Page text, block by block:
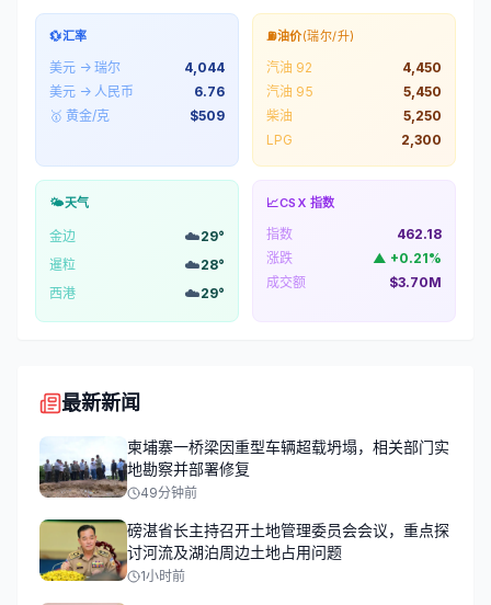
💱汇率
美元 → 瑞尔
4,044
美元 → 人民币
6.76
🥇 黄金/克
$509
⛽油价(瑞尔/升)
汽油 92
4,450
汽油 95
5,450
柴油
5,250
LPG
2,300
🌤️天气
金边 ☁️29°
暹粒
☁️28°
西港
☁️29°
📈CSX 指数
指数
462.18
涨跌
▲ +0.21%
成交额
$3.70M
最新新闻
柬埔寨一桥梁因重型车辆超载坍塌，相关部门实
地勘察并部署修复
49分钟前
磅湛省长主持召开土地管理委员会会议，重点探
讨河流及湖泊周边土地占用问题
1小时前